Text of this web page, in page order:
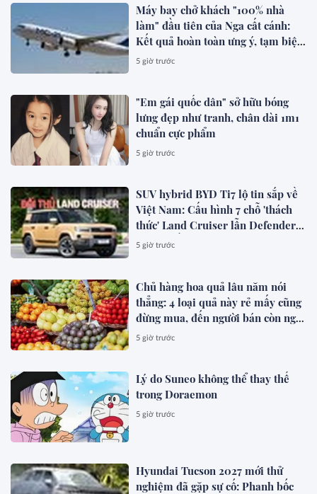
Máy bay chở khách "100% nhà
làm" đầu tiên của Nga cất cánh:
Kết quả hoàn toàn ưng ý, tạm biệt
Boeing, Airbus?
5 giờ trước
"Em gái quốc dân" sở hữu bóng
lưng đẹp như tranh, chân dài 1m1
chuẩn cực phẩm
5 giờ trước
SUV hybrid BYD Ti7 lộ tin sắp về
Việt Nam: Cấu hình 7 chỗ 'thách
thức' Land Cruiser lẫn Defender,
chạy thuần điện hơn 150 km, dự
5 giờ trước
Chủ hàng hoa quả lâu năm nói
thẳng: 4 loại quả này rẻ mấy cũng
đừng mua, đến người bán còn ngại
ăn
5 giờ trước
Lý do Suneo không thể thay thế
trong Doraemon
5 giờ trước
Hyundai Tucson 2027 mới thử
nghiệm đã gặp sự cố: Phanh bốc